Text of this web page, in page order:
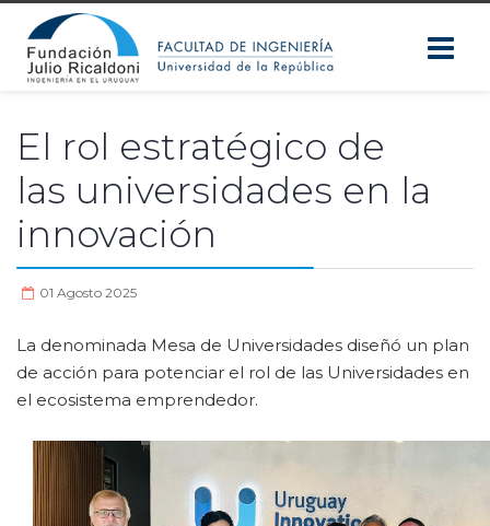
El rol estratégico de
las universidades en la
innovación
01 Agosto 2025
La denominada Mesa de Universidades diseñó un plan
de acción para potenciar el rol de las Universidades en
el ecosistema emprendedor.